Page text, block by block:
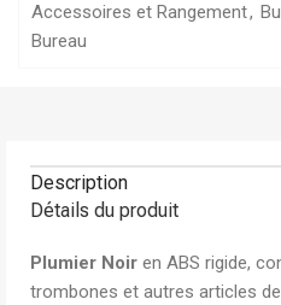
Accessoires et Rangement,
Bureau
Description
Détails du produit
Plumier Noir en ABS rigide,
trombones et autres articles